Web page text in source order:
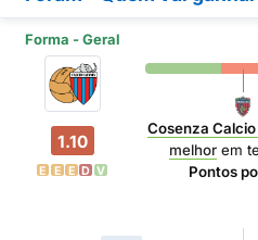
Forma - Geral
1.10
E E E D V
Cosenza Calcio
melhorem
Pontos